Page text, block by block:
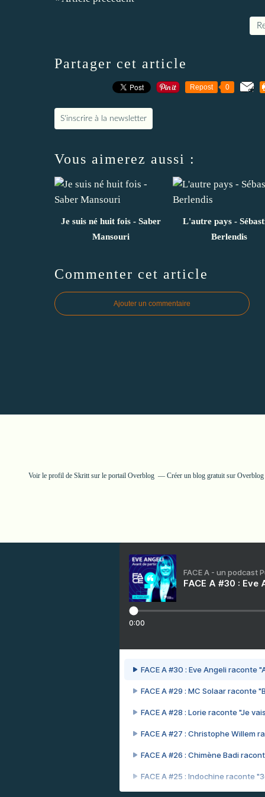
Partager cet article
Repost 0
S'inscrire à la newsletter
Vous aimerez aussi :
Je suis né huit fois - Saber
Mansouri
L'autre pays -
Berlendis
Commenter cet article
Ajouter un commentaire
Voir le profil de Skrittsur le portail Overblog Créer un blog gratuit sur Overblog
FACE A - un podcast
FACE A #30 :
0:00
FACE A #30 : Eve Angeli raconte
FACE A #29 : MC Solaar raconte
FACE A #28 : Lorie raconte "Je
FACE A #27 : Christophe Willem
FACE A #26 : Chimène Badi
FACE A #25 : Indochine raconte